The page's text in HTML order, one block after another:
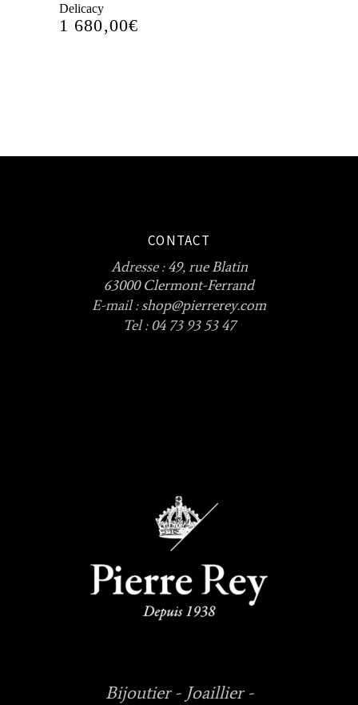
Delicacy
1 680,00€
CONTACT
Adresse :49, rue Blatin
63000 Clermont-Ferrand
E-mail :shop@pierrerey.com
Tel : 04 73 93 53 47
Bijoutier - Joaillier -